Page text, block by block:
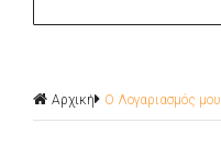
Αρχική Ο Λογαριασμός μου